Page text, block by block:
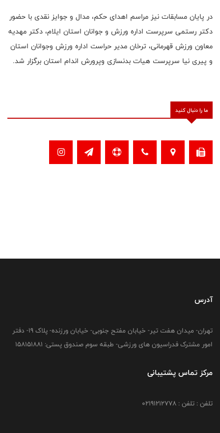
در پایان مسابقات نیز مراسم اهدای حکم، مدال و جوایز نقدی با حضور
دکتر رستمی سرپرست اداره ورزش و جوانان استان ایلام، دکتر مهدیه
معاون ورزش قهرمانی، ترخان مدیر حراست اداره ورزش وجوانان استان
و پیری نیا سرپرست هیات بدنسازی وپرورش اندام استان برگزار شد.
ما را دنبال کنید
آدرس
تهران- میدان هفت تیر- خیابان مفتح جنوبی- خیابان ورزنده- پلاک 19- دفتر
امور مشترک فدراسیون های ورزشی- طبقه سوم صندوق پستی: 158151881
مرکز تماس پشتیبانی
تلفن : تلفن : 02191212778